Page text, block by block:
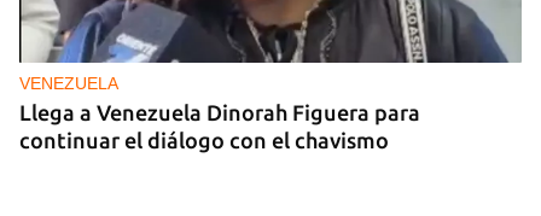
VENEZUELA
Llega a Venezuela Dinorah Figuera para
continuar el diálogo con el chavismo